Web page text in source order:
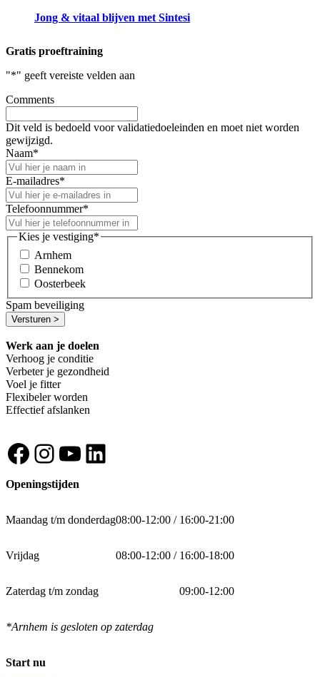
Jong & vitaal blijven met Sintesi
Gratis proeftraining
"*" geeft vereiste velden aan
Comments
Dit veld is bedoeld voor validatiedoeleinden en moet niet worden
gewijzigd.
Naam*
E-mailadres*
Telefoonnummer*
Kies je vestiging*
Arnhem
Bennekom
Oosterbeek
Spam beveiliging
Werk aan je doelen
Verhoog je conditie
Verbeter je gezondheid
Voel je fitter
Flexibeler worden
Effectief afslanken
Facebook
Instagram
YouTube
LinkedIn
Openingstijden
Maandag t/m donderdag08:00-12:00 / 16:00-21:00
Vrijdag 08:00-12:00 / 16:00-18:00
Zaterdag t/m zondag 09:00-12:00
*Arnhem is gesloten op zaterdag
Start nu